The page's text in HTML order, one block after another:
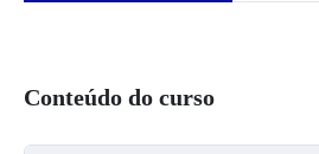
Conteúdo do curso